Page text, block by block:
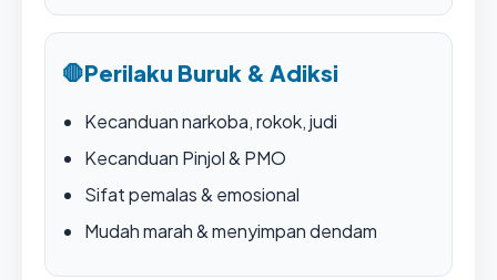
🛑Perilaku Buruk & Adiksi
Kecanduan narkoba, rokok, judi
Kecanduan Pinjol & PMO
Sifat pemalas & emosional
Mudah marah & menyimpan dendam